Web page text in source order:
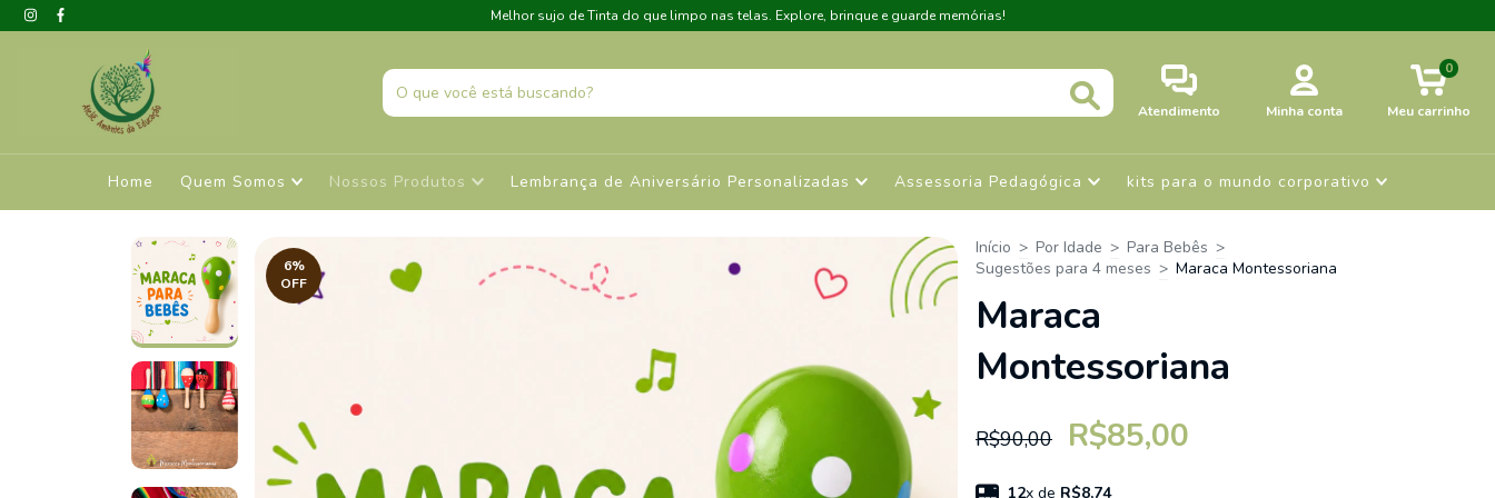
Melhor sujo de Tinta do que limpo nas telas. Explore, brinque e guarde memórias!
Atendimento Minha conta Meu carrinho
0
Home Quem Somos Nossos Produtos Lembrança de Aniversário Personalizadas Assessoria Pedagógica kits para o mundo corporativo
6%
OFF
Início > Por Idade > Para Bebês >
Sugestões para 4 meses > Maraca Montessoriana
Maraca
Montessoriana
R$90,00 R$85,00
12x de R$8,74